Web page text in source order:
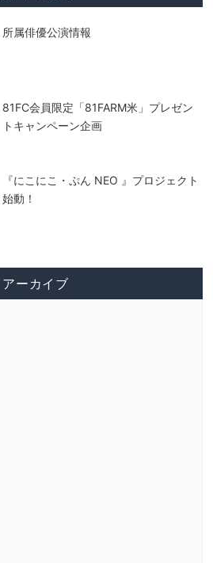
所属俳優公演情報
81FC会員限定「81FARM米」プレゼン
トキャンペーン企画
『にこにこ・ぷん NEO 』プロジェクト
始動！
アーカイブ